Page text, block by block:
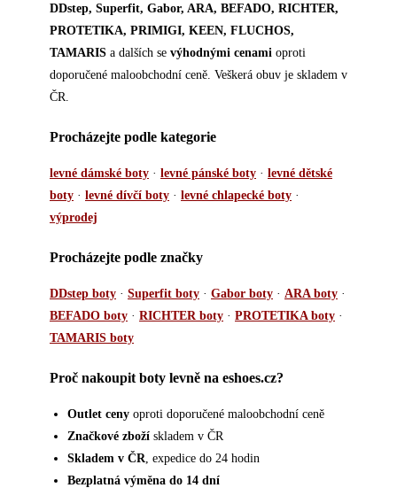
DDstep, Superfit, Gabor, ARA, BEFADO, RICHTER,
PROTETIKA, PRIMIGI, KEEN, FLUCHOS,
TAMARIS a dalších se výhodnými cenami oproti
doporučené maloobchodní ceně. Veškerá obuv je skladem v
ČR.
Procházejte podle kategorie
levné dámské boty · levné pánské boty · levné dětské
boty · levné dívčí boty · levné chlapecké boty ·
výprodej
Procházejte podle značky
DDstep boty · Superfit boty · Gabor boty · ARA boty ·
BEFADO boty · RICHTER boty · PROTETIKA boty ·
TAMARIS boty
Proč nakoupit boty levně na eshoes.cz?
Outlet ceny oproti doporučené maloobchodní ceně
Značkové zboží skladem v ČR
Skladem v ČR , expedice do 24 hodin
Bezplatná výměna do 14 dní